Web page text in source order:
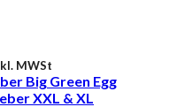
MWSt
XXL & XL